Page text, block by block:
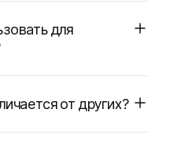
для
от других?